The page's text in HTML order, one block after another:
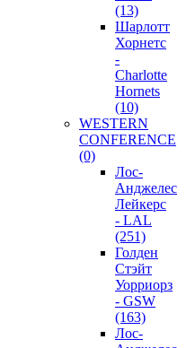
(13)
Шарлотт
Хорнетс
-
Charlotte
Hornets
(10)
WESTERN
CONFERENCE
(0)
Лос-
Анджелес
Лейкерс
- LAL
(251)
Голден
Стэйт
Уорриорз
- GSW
(163)
Лос-